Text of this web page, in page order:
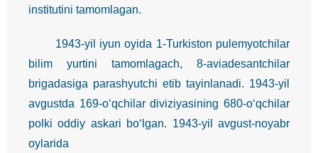
institutini tamomlagan.
1943-yil iyun oyida 1-Turkiston pulemyotchilar
bilim yurtini tamomlagach, 8-aviadesantchilar
brigadasiga parashyutchi etib tayinlanadi. 1943-yil
avgustda 169-o‘qchilar diviziyasining 680-o‘qchilar
polki oddiy askari bo‘lgan. 1943-yil avgust-noyabr
oylarida